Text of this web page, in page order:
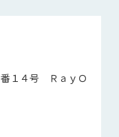
番１４号 ＲａｙＯ